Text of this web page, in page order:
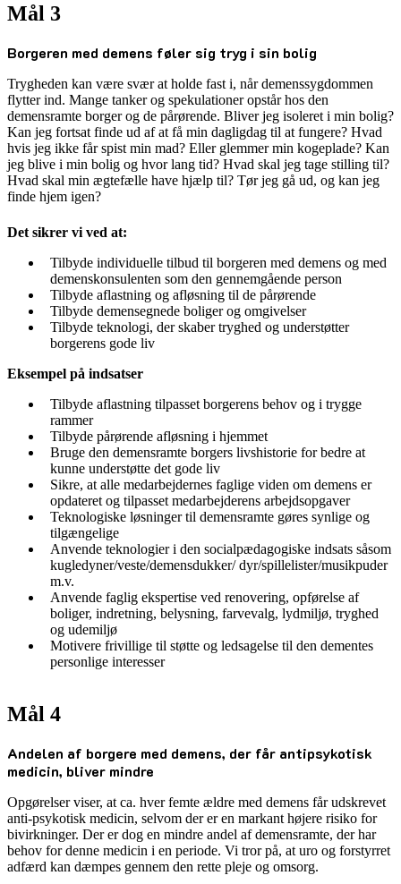
Mål 3
Borgeren med demens føler sig tryg i sin bolig
Trygheden kan være svær at holde fast i, når demenssygdommen
flytter ind. Mange tanker og spekulationer opstår hos den
demensramte borger og de pårørende. Bliver jeg isoleret i min bolig?
Kan jeg fortsat finde ud af at få min dagligdag til at fungere? Hvad
hvis jeg ikke får spist min mad? Eller glemmer min kogeplade? Kan
jeg blive i min bolig og hvor lang tid? Hvad skal jeg tage stilling til?
Hvad skal min ægtefælle have hjælp til? Tør jeg gå ud, og kan jeg
finde hjem igen?
Det sikrer vi ved at:
Tilbyde individuelle tilbud til borgeren med demens og med
demenskonsulenten som den gennemgående person
Tilbyde aflastning og afløsning til de pårørende
Tilbyde demensegnede boliger og omgivelser
Tilbyde teknologi, der skaber tryghed og understøtter
borgerens gode liv
Eksempel på indsatser
Tilbyde aflastning tilpasset borgerens behov og i trygge
rammer
Tilbyde pårørende afløsning i hjemmet
Bruge den demensramte borgers livshistorie for bedre at
kunne understøtte det gode liv
Sikre, at alle medarbejdernes faglige viden om demens er
opdateret og tilpasset medarbejderens arbejdsopgaver
Teknologiske løsninger til demensramte gøres synlige og
tilgængelige
Anvende teknologier i den socialpædagogiske indsats såsom
kugledyner/veste/demensdukker/ dyr/spillelister/musikpuder
m.v.
Anvende faglig ekspertise ved renovering, opførelse af
boliger, indretning, belysning, farvevalg, lydmiljø, tryghed
og udemiljø
Motivere frivillige til støtte og ledsagelse til den dementes
personlige interesser
Mål 4
Andelen af borgere med demens, der får antipsykotisk
medicin, bliver mindre
Opgørelser viser, at ca. hver femte ældre med demens får udskrevet
anti-psykotisk medicin, selvom der er en markant højere risiko for
bivirkninger. Der er dog en mindre andel af demensramte, der har
behov for denne medicin i en periode. Vi tror på, at uro og forstyrret
adfærd kan dæmpes gennem den rette pleje og omsorg.